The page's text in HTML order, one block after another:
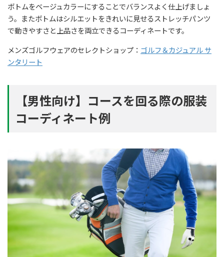
ボトムをベージュカラーにすることでバランスよく仕上げましょ
う。またボトムはシルエットをきれいに見せるストレッチパンツ
で動きやすさと上品さを両立できるコーディネートです。
メンズゴルフウェアのセレクトショップ： ゴルフ＆カジュアル サ
ンタリート
【男性向け】コースを回る際の服装
コーディネート例